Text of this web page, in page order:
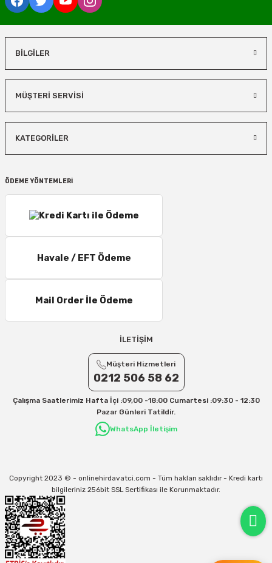
BİLGİLER
MÜŞTERİ SERVİSİ
KATEGORİLER
ÖDEME YÖNTEMLERİ
Havale / EFT Ödeme
Mail Order İle Ödeme
İLETİŞİM
Müşteri Hizmetleri
0212 506 58 62
Çalışma Saatlerimiz Hafta İçi :09,00 -18:00 Cumartesi :09:30 - 12:30
Pazar Günleri Tatildir.
WhatsApp İletişim
Copyright 2023 © - onlinehirdavatci.com - Tüm hakları saklıdır - Kredi kartı
bilgileriniz 256bit SSL Sertifikası ile Korunmaktadır.